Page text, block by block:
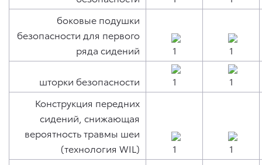
боковые подушки
безопасности для первого
ряда сидений
шторки безопасности
Конструкция передних
сидений, снижающая
вероятность травмы шеи
(технология WIL)